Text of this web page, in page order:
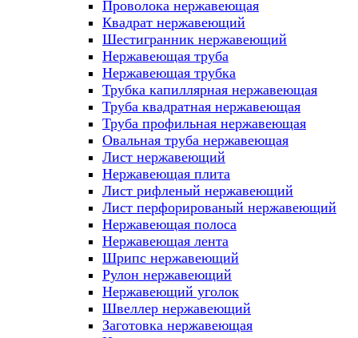
Проволока нержавеющая
Квадрат нержавеющий
Шестигранник нержавеющий
Нержавеющая труба
Нержавеющая трубка
Трубка капиллярная нержавеющая
Труба квадратная нержавеющая
Труба профильная нержавеющая
Овальная труба нержавеющая
Лист нержавеющий
Нержавеющая плита
Лист рифленый нержавеющий
Лист перфорированый нержавеющий
Нержавеющая полоса
Нержавеющая лента
Шрипс нержавеющий
Рулон нержавеющий
Нержавеющий уголок
Швеллер нержавеющий
Заготовка нержавеющая